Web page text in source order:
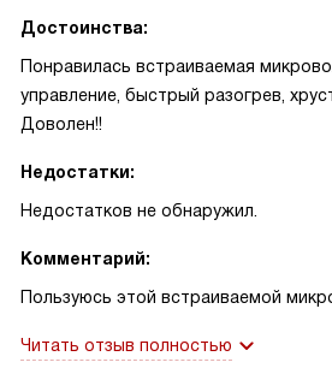
Достоинства:
Понравилась встраиваемая
управление, быстрый разогрев,
Доволен!!
Недостатки:
Недостатков не обнаружил.
Комментарий:
Пользуюсь этой встраиваемой
самых практичных приборов на
Читать отзыв полностью